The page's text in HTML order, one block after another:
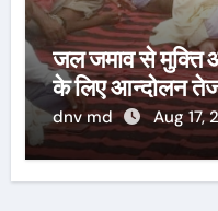
जल जमाव से मुक्ति
के लिए आन्दोलन
dnv md Aug 17,